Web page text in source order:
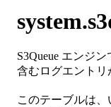
S3Queue エンジ
含むログエントリ
このテーブルは